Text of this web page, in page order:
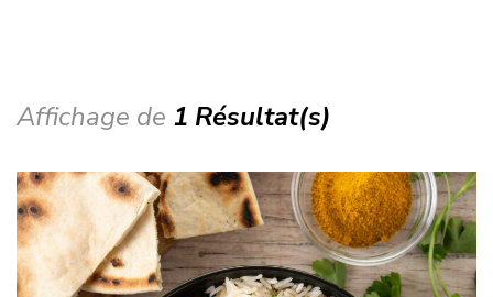
Affichage de 1 Résultat(s)